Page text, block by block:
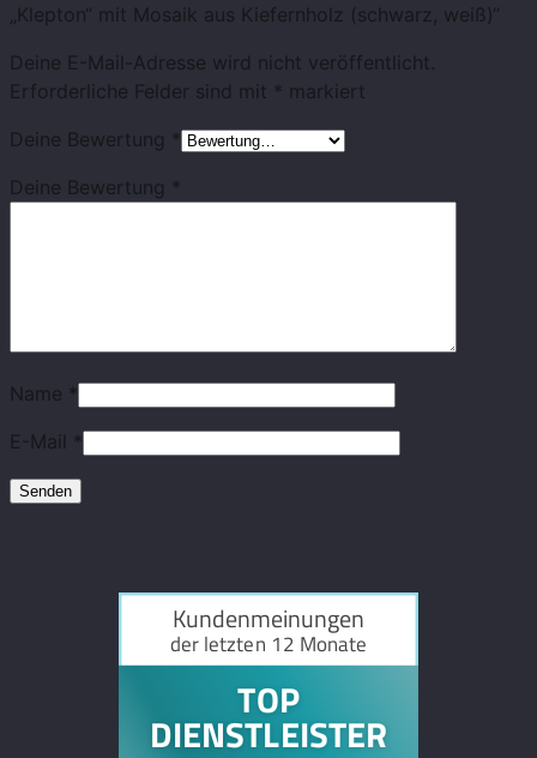
„Klepton“ mit Mosaik aus Kiefernholz (schwarz, weiß)“
Deine E-Mail-Adresse wird nicht veröffentlicht.
Erforderliche Felder sind mit * markiert
Deine Bewertung *
Deine Bewertung *
Name *
E-Mail *